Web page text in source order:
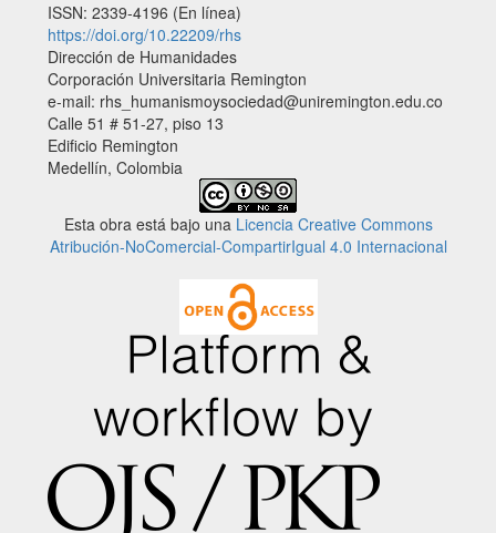
ISSN: 2339-4196 (En línea)
https://doi.org/10.22209/rhs
Dirección de Humanidades
Corporación Universitaria Remington
e-mail: rhs_humanismoysociedad@uniremington.edu.co
Calle 51 # 51-27, piso 13
Edificio Remington
Medellín, Colombia
Esta obra está bajo una Licencia Creative Commons
Atribución-NoComercial-CompartirIgual 4.0 Internacional